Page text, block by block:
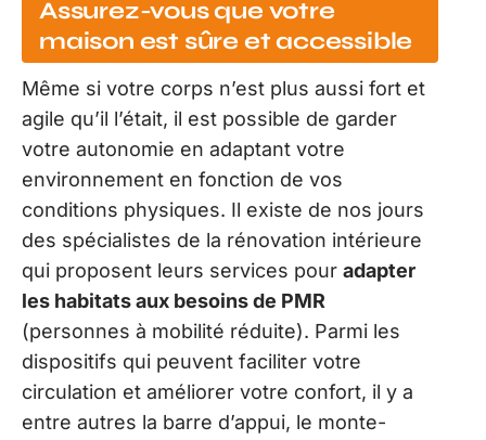
Assurez-vous que votre
maison est sûre et accessible
Même si votre corps n’est plus aussi fort et
agile qu’il l’était, il est possible de garder
votre autonomie en adaptant votre
environnement en fonction de vos
conditions physiques. Il existe de nos jours
des spécialistes de la rénovation intérieure
qui proposent leurs services pour adapter
les habitats aux besoins de PMR
(personnes à mobilité réduite). Parmi les
dispositifs qui peuvent faciliter votre
circulation et améliorer votre confort, il y a
entre autres la barre d’appui, le monte-